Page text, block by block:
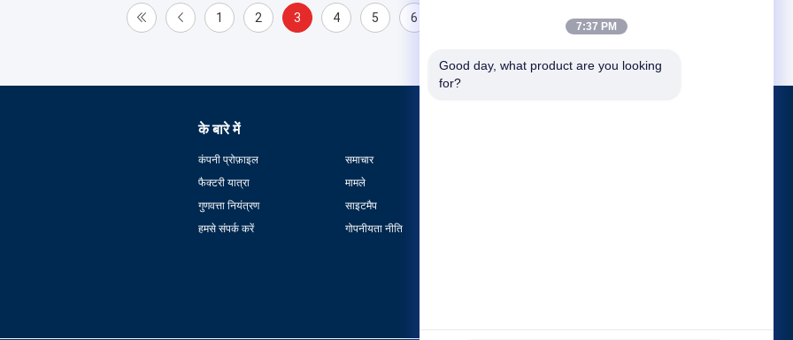
1 2 3 4 5 6
के बारे में
कंपनी प्रोफ़ाइल
फैक्टरी यात्रा
गुणवत्ता नियंत्रण
हमसे संपर्क करें
समाचार
मामले
साइटमैप
गोपनीयता नीति
7:37 PM
Good day, what product are you looking
for?